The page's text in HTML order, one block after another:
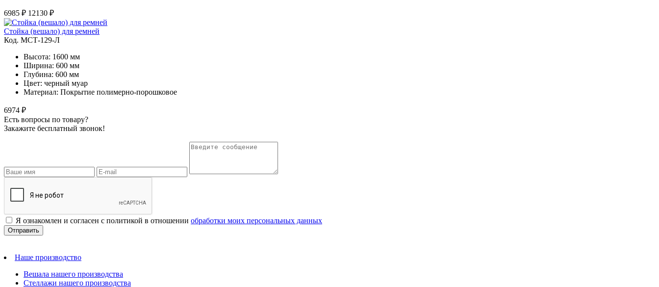
6985 ₽ 12130 ₽
Стойка (вешало) для ремней
Код. MСТ-129-Л
Высота: 1600 мм
Ширина: 600 мм
Глубина: 600 мм
Цвет: черный муар
Материал: Покрытие полимерно-порошковое
6974 ₽
Есть вопросы по товару?
Закажите бесплатный звонок!
Я ознакомлен и согласен с политикой в отношении обработки моих персональных данных
Наше производство
Вешала нашего производства
Стеллажи нашего производства